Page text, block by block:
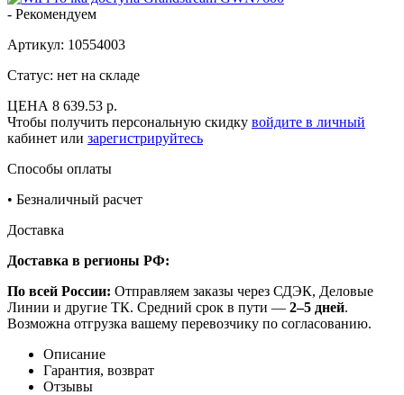
- Рекомендуем
Артикул: 10554003
Статус: нет на складе
ЦЕНА 8 639.53 р.
Чтобы получить персональную скидку войдите в личный
кабинет или зарегистрируйтесь
Способы оплаты
• Безналичный расчет
Доставка
Доставка в регионы РФ:
По всей России: Отправляем заказы через СДЭК, Деловые
Линии и другие ТК. Средний срок в пути — 2–5 дней.
Возможна отгрузка вашему перевозчику по согласованию.
Описание
Гарантия, возврат
Отзывы